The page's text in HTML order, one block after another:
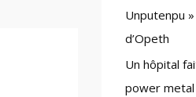
Unputenpu
d’Opeth
Un hôpital
power